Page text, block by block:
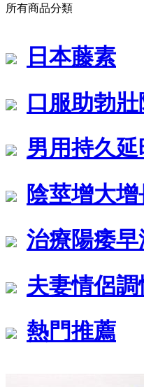
所有商品分類
日本藤素
口服助勃壯
男用持久延
陰莖增大增
治療陽痿早
夫妻情侶調
熱門推薦